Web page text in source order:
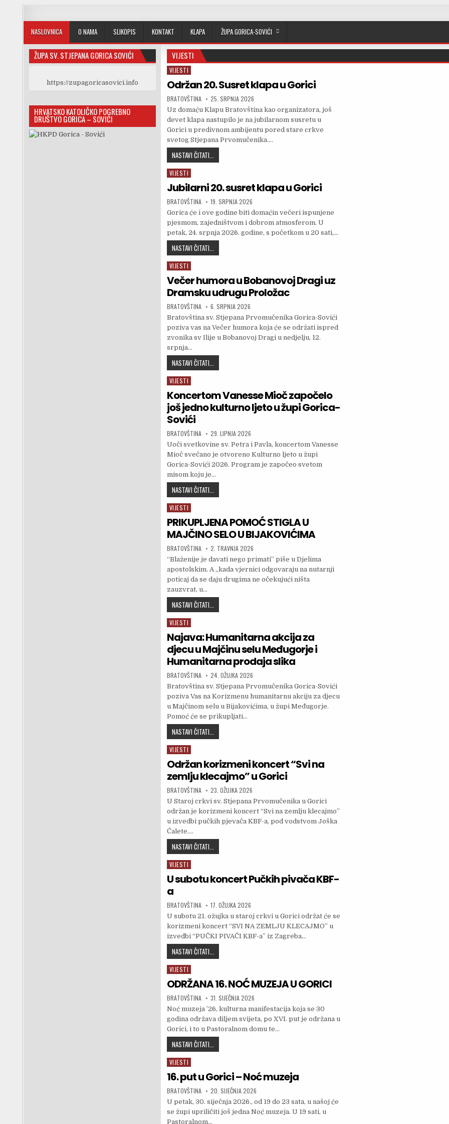
NASLOVNICA O NAMA SLIKOPIS KONTAKT KLAPA ŽUPA GORICA-SOVIĆI
VIJESTI
Posted in
VIJESTI
Održan 20. Susret klapa u Gorici
AUTHOR:
BRATOVŠTINA PUBLISHED DATE:
25. SRPNJA 2026
Uz domaću Klapu Bratovština kao organizatora, još
devet klapa nastupilo je na jubilarnom susretu u
Gorici u predivnom ambijentu pored stare crkve
svetog Stjepana Prvomučenika….
NASTAVI ČITATI...
Posted in
VIJESTI
Jubilarni 20. susret klapa u Gorici
AUTHOR:
BRATOVŠTINA PUBLISHED DATE:
19. SRPNJA 2026
Gorica će i ove godine biti domaćin večeri ispunjene
pjesmom, zajedništvom i dobrom atmosferom. U
petak, 24. srpnja 2026. godine, s početkom u 20 sati,…
NASTAVI ČITATI...
Posted in
VIJESTI
Večer humora u Bobanovoj Dragi uz
Dramsku udrugu Proložac
AUTHOR:
BRATOVŠTINA PUBLISHED DATE:
6. SRPNJA 2026
Bratovština sv. Stjepana Prvomučenika Gorica-Sovići
poziva vas na Večer humora koja će se održati ispred
zvonika sv Ilije u Bobanovoj Dragi u nedjelju, 12.
srpnja…
NASTAVI ČITATI...
Posted in
VIJESTI
Koncertom Vanesse Mioč započelo
još jedno kulturno ljeto u župi Gorica-
Sovići
AUTHOR:
BRATOVŠTINA PUBLISHED DATE:
29. LIPNJA 2026
Uoči svetkovine sv. Petra i Pavla, koncertom Vanesse
Mioč svečano je otvoreno Kulturno ljeto u župi
Gorica-Sovići 2026. Program je započeo svetom
misom koju je…
NASTAVI ČITATI...
Posted in
VIJESTI
PRIKUPLJENA POMOĆ STIGLA U
MAJČINO SELO U BIJAKOVIĆIMA
AUTHOR:
BRATOVŠTINA PUBLISHED DATE:
2. TRAVNJA 2026
“Blaženije je davati nego primati” piše u Djelima
apostolskim. A „kada vjernici odgovaraju na nutarnji
poticaj da se daju drugima ne očekujući ništa
zauzvrat, u…
NASTAVI ČITATI...
Posted in
VIJESTI
Najava: Humanitarna akcija za
djecu u Majčinu selu Međugorje i
Humanitarna prodaja slika
AUTHOR:
BRATOVŠTINA PUBLISHED DATE:
24. OŽUJKA 2026
Bratovština sv. Stjepana Prvomučenika Gorica-Sovići
poziva Vas na Korizmenu humanitarnu akciju za djecu
u Majčinom selu u Bijakovićima, u župi Međugorje.
Pomoć će se prikupljati…
NASTAVI ČITATI...
Posted in
VIJESTI
Održan korizmeni koncert “Svi na
zemlju klecajmo” u Gorici
AUTHOR:
BRATOVŠTINA PUBLISHED DATE:
23. OŽUJKA 2026
U Staroj crkvi sv. Stjepana Prvomučenika u Gorici
održan je korizmeni koncert “Svi na zemlju klecajmo”
u izvedbi pučkih pjevača KBF-a, pod vodstvom Joška
Ćalete….
NASTAVI ČITATI...
Posted in
VIJESTI
U subotu koncert Pučkih pivača KBF-
a
AUTHOR:
BRATOVŠTINA PUBLISHED DATE:
17. OŽUJKA 2026
U subotu 21. ožujka u staroj crkvi u Gorici održat će se
korizmeni koncert “SVI NA ZEMLJU KLECAJMO” u
izvedbi “PUČKI PIVAČI KBF-a” iz Zagreba…
NASTAVI ČITATI...
Posted in
VIJESTI
ODRŽANA 16. NOĆ MUZEJA U GORICI
AUTHOR:
BRATOVŠTINA PUBLISHED DATE:
31. SIJEČNJA 2026
Noć muzeja ’26, kulturna manifestacija koja se 30
godina održava diljem svijeta, po XVI. put je održana u
Gorici, i to u Pastoralnom domu te…
NASTAVI ČITATI...
Posted in
VIJESTI
16. put u Gorici – Noć muzeja
AUTHOR:
BRATOVŠTINA PUBLISHED DATE:
20. SIJEČNJA 2026
U petak, 30. siječnja 2026., od 19 do 23 sata, u našoj će
se župi upriličiti još jedna Noć muzeja. U 19 sati, u
Pastoralnom…
ŽUPA SV. STJEPANA GORICA SOVIĆI
https://zupagoricasovici.info
HRVATSKO KATOLIČKO POGREBNO
DRUŠTVO GORICA – SOVIĆI